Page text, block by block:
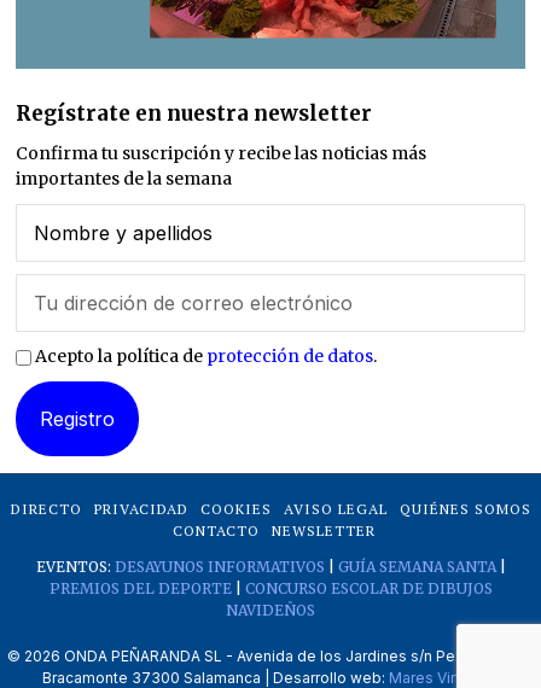
Regístrate en nuestra newsletter
Confirma tu suscripción y recibe las noticias más
importantes de la semana
Acepto la política de protección de datos.
DIRECTO PRIVACIDAD COOKIES AVISO LEGAL
QUIÉNES SOMOS
CONTACTO
NEWSLETTER
EVENTOS: DESAYUNOS INFORMATIVOS GUÍA SEMANA SANTA|
PREMIOS DEL DEPORTE| CONCURSO ESCOLAR DE DIBUJOS
NAVIDEÑOS
© 2026 ONDA PEÑARANDA SL - Avenida de los Jardines s/n Peñaranda de
Bracamonte 37300 Salamanca | Desarrollo web: Mares Virtuales